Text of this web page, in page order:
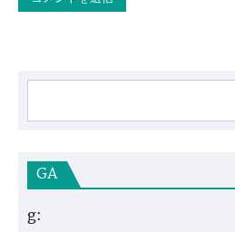
GA
g: